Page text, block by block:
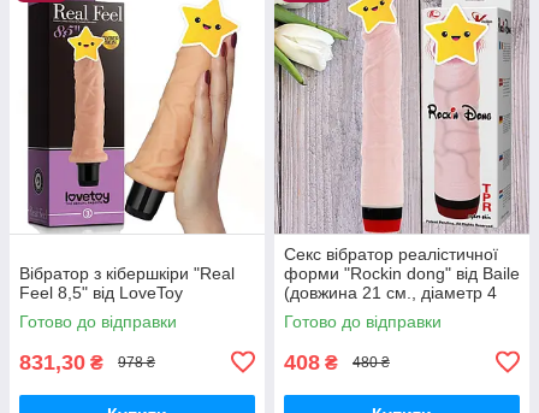
Вібратор з кібершкіри "Real
Feel 8,5" від LoveToy
Готово до відправки
831,30 ₴ 978 ₴
Секс вібратор реалістичної
форми "Rockin dong" від Baile
(довжина 21 см., діаметр 4
см.)
Готово до відправки
408 ₴ 480 ₴